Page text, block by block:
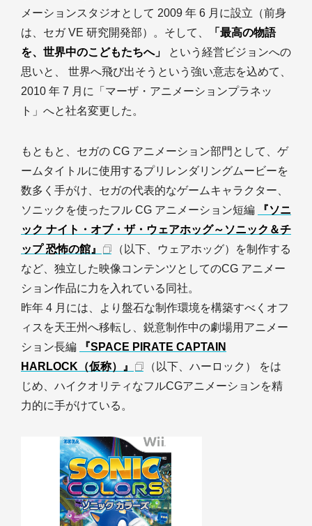
メーションスタジオとして 2009 年 6 月に設立（前身
は、セガ VE 研究開発部）。そして、
「最高の物語
を、世界中のこどもたちへ」
という経営ビジョンへの
思いと、 世界へ飛び出そうという強い意志を込めて、
2010 年 7 月に「マーザ・アニメーションプラネッ
ト」へと社名変更した。
もともと、セガの CG アニメーション部門として、ゲ
ームタイトルに使用するプリレンダリングムービーを
数多く手がけ、セガの代表的なゲームキャラクター、
ソニックを使ったフル CG アニメーション短編
『ソニ
ック ナイト・オブ・ザ・ウェアホッグ～ソニック＆チ
ップ 恐怖の館』
（以下、ウェアホッグ）を制作する
など、独立した映像コンテンツとしてのCG アニメー
ション作品に力を入れている同社。
昨年 4 月には、より盤石な制作環境を構築すべくオフ
ィスを天王州へ移転し、鋭意制作中の劇場用アニメー
ション長編
『SPACE PIRATE CAPTAIN
HARLOCK（仮称）』
（以下、ハーロック） をは
じめ、ハイクオリティなフルCGアニメーションを精
力的に手がけている。